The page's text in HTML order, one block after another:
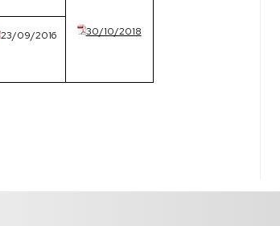
30/10/2018
23/09/2016